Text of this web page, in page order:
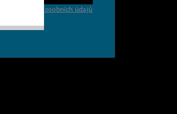
zpracováním osobních údajů